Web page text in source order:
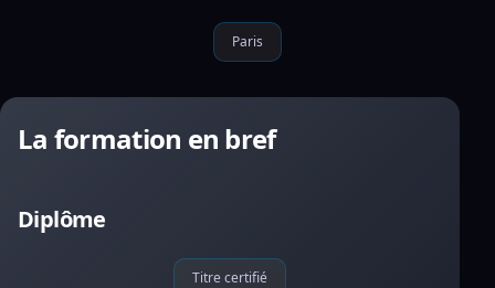
Paris
La formation en bref
Diplôme
Titre certifié